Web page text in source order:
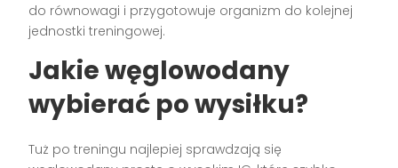
do równowagi i przygotowuje organizm do kolejnej
jednostki treningowej.
Jakie węglowodany
wybierać po wysiłku?
Tuż po treningu najlepiej sprawdzają się